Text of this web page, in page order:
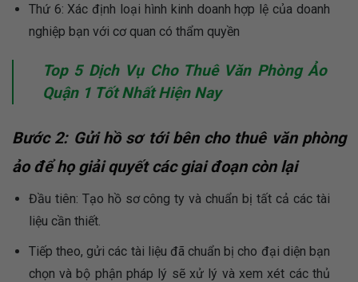
Thứ 6: Xác định loại hình kinh doanh hợp lệ của doanh
nghiệp bạn với cơ quan có thẩm quyền
Top 5 Dịch Vụ Cho Thuê Văn Phòng Ảo
Quận 1 Tốt Nhất Hiện Nay
Bước 2: Gửi hồ sơ tới bên cho thuê văn phòng
ảo để họ giải quyết các giai đoạn còn lại
Đầu tiên: Tạo hồ sơ công ty và chuẩn bị tất cả các tài
liệu cần thiết.
Tiếp theo, gửi các tài liệu đã chuẩn bị cho đại diện bạn
chọn và bộ phận pháp lý sẽ xử lý và xem xét các thủ